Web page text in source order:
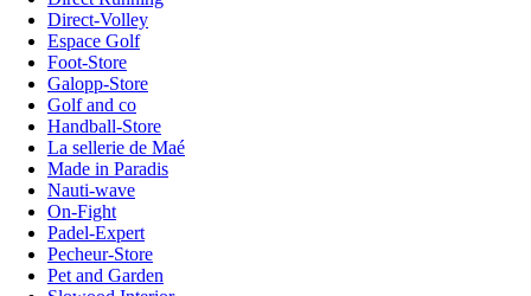
Direct-Volley
Espace Golf
Foot-Store
Galopp-Store
Golf and co
Handball-Store
La sellerie de Maé
Made in Paradis
Nauti-wave
On-Fight
Padel-Expert
Pecheur-Store
Pet and Garden